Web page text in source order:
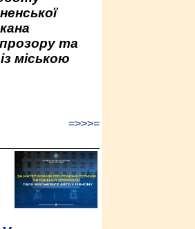
та
міською
=>>>=